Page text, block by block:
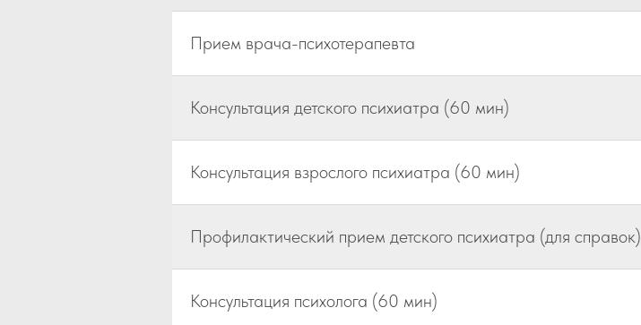
Прием врача-психотерапевта
Консультация детского психиатра (60 мин)
Консультация взрослого психиатра (60 мин)
Профилактический прием детского психиатра (для справок)
Консультация психолога (60 мин)